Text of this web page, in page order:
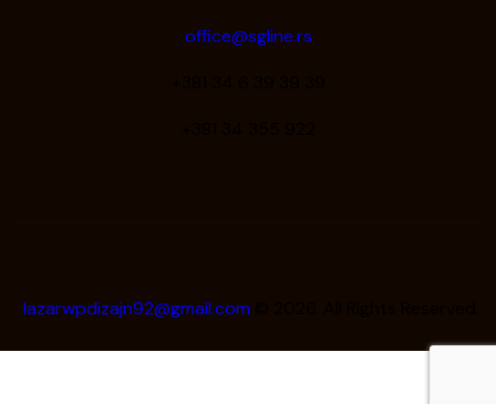
office@sgline.rs
lazarwpdizajn92@gmail.com